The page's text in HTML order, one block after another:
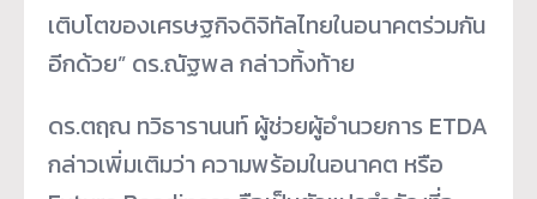
เติบโตของเศรษฐกิจดิจิทัลไทยในอนาคตร่วมกัน
อีกด้วย” ดร.ณัฐพล กล่าวทิ้งท้าย
ดร.ตฤณ ทวิธารานนท์ ผู้ช่วยผู้อำนวยการ ETDA
กล่าวเพิ่มเติมว่า ความพร้อมในอนาคต หรือ